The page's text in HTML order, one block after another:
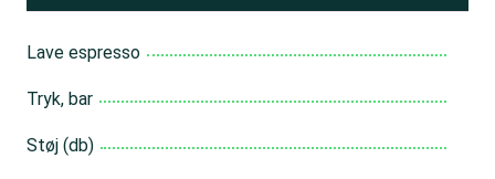
Lave espresso
Tryk, bar
Støj (db)